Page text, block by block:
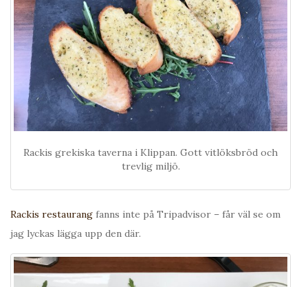
Rackis grekiska taverna i Klippan. Gott vitlöksbröd och
trevlig miljö.
Rackis restaurang fanns inte på Tripadvisor – får väl se om
jag lyckas lägga upp den där.